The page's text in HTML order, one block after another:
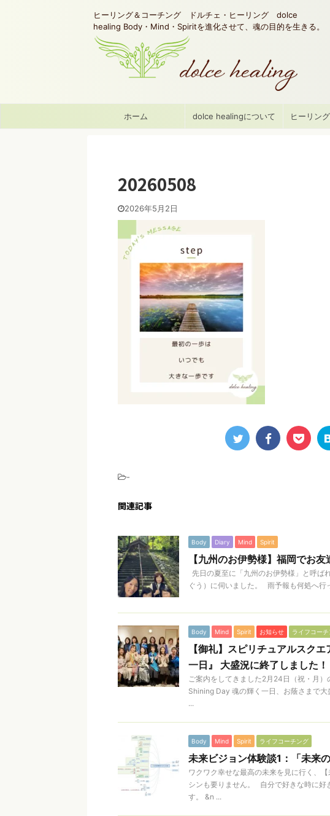
ヒーリング＆コーチング ドルチェ・ヒーリング dolce
healing Body・Mind・Spiritを進化させて、魂の目的を生きる。
ホーム dolce healingについて ヒーリン
20260508
2026年5月2日
-
関連記事
Body Diary Mind Spirit
【九州のお伊勢様】福岡でお友
先日の夏至に「九州のお伊勢様」と呼ば
ぐう）に伺いました。 雨予報も何処へ行
Body Mind Spirit お知らせ ライフコー
【御礼】スピリチュアルスク
一日』 大盛況に終了しました！
ご案内をしてきました2月24日（祝・月
Shining Day 魂の輝く一日、お蔭さまで大
...
Body Mind Spirit ライフコーチング
未来ビジョン体験談1：「未来
ワクワク幸せな最高の未来を見に行く、
シンも要りません。 自分で好きな時に好
す。 &n ...